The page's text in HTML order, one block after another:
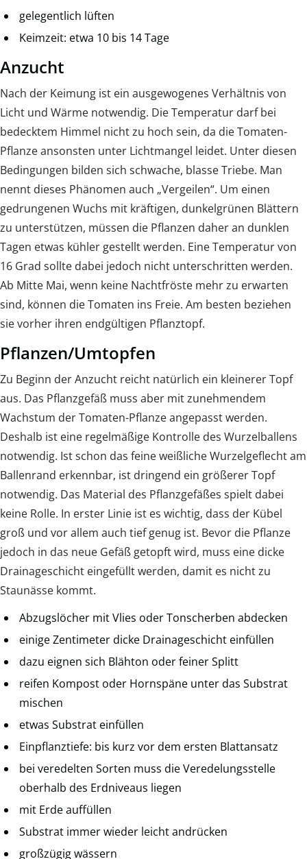
gelegentlich lüften
Keimzeit: etwa 10 bis 14 Tage
Anzucht
Nach der Keimung ist ein ausgewogenes Verhältnis von
Licht und Wärme notwendig. Die Temperatur darf bei
bedecktem Himmel nicht zu hoch sein, da die Tomaten-
Pflanze ansonsten unter Lichtmangel leidet. Unter diesen
Bedingungen bilden sich schwache, blasse Triebe. Man
nennt dieses Phänomen auch „Vergeilen“. Um einen
gedrungenen Wuchs mit kräftigen, dunkelgrünen Blättern
zu unterstützen, müssen die Pflanzen daher an dunklen
Tagen etwas kühler gestellt werden. Eine Temperatur von
16 Grad sollte dabei jedoch nicht unterschritten werden.
Ab Mitte Mai, wenn keine Nachtfröste mehr zu erwarten
sind, können die Tomaten ins Freie. Am besten beziehen
sie vorher ihren endgültigen Pflanztopf.
Pflanzen/Umtopfen
Zu Beginn der Anzucht reicht natürlich ein kleinerer Topf
aus. Das Pflanzgefäß muss aber mit zunehmendem
Wachstum der Tomaten-Pflanze angepasst werden.
Deshalb ist eine regelmäßige Kontrolle des Wurzelballens
notwendig. Ist schon das feine weißliche Wurzelgeflecht am
Ballenrand erkennbar, ist dringend ein größerer Topf
notwendig. Das Material des Pflanzgefäßes spielt dabei
keine Rolle. In erster Linie ist es wichtig, dass der Kübel
groß und vor allem auch tief genug ist. Bevor die Pflanze
jedoch in das neue Gefäß getopft wird, muss eine dicke
Drainageschicht eingefüllt werden, damit es nicht zu
Staunässe kommt.
Abzugslöcher mit Vlies oder Tonscherben abdecken
einige Zentimeter dicke Drainageschicht einfüllen
dazu eignen sich Blähton oder feiner Splitt
reifen Kompost oder Hornspäne unter das Substrat
mischen
etwas Substrat einfüllen
Einpflanztiefe: bis kurz vor dem ersten Blattansatz
bei veredelten Sorten muss die Veredelungsstelle
oberhalb des Erdniveaus liegen
mit Erde auffüllen
Substrat immer wieder leicht andrücken
großzügig wässern